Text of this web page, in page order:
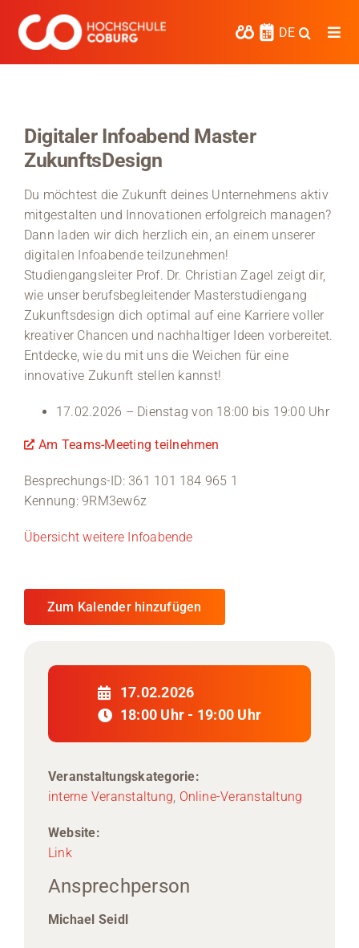
Inhalt
springen
DE
Kooperieren
Hochschule Coburg
Regionalentwicklung
Entdecke die Region
Informationen für …
Kontakt
Stellenangebote
News
Veranstaltungen
Digitaler Infoabend Master
ZukunftsDesign
Du möchtest die Zukunft deines Unternehmens aktiv
mitgestalten und Innovationen erfolgreich managen?
Dann laden wir dich herzlich ein, an einem unserer
digitalen Infoabende teilzunehmen!
Studiengangsleiter Prof. Dr. Christian Zagel zeigt dir,
wie unser berufsbegleitender Masterstudiengang
Zukunftsdesign dich optimal auf eine Karriere voller
kreativer Chancen und nachhaltiger Ideen vorbereitet.
Entdecke, wie du mit uns die Weichen für eine
innovative Zukunft stellen kannst!
17.02.2026 – Dienstag von 18:00 bis 19:00 Uhr
Am Teams-Meeting teilnehmen
Besprechungs-ID: 361 101 184 965 1
Kennung: 9RM3ew6z
Übersicht weitere Infoabende
Zum Kalender hinzufügen
17.02.2026
18:00 Uhr - 19:00 Uhr
Veranstaltungskategorie:
interne Veranstaltung, Online-Veranstaltung
Website:
Link
Ansprechperson
Michael Seidl